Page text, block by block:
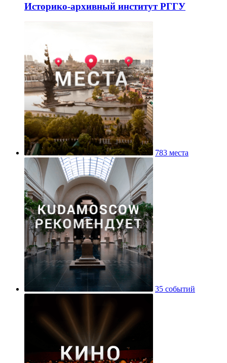
Историко-архивный институт РГГУ
783 места
35 событий